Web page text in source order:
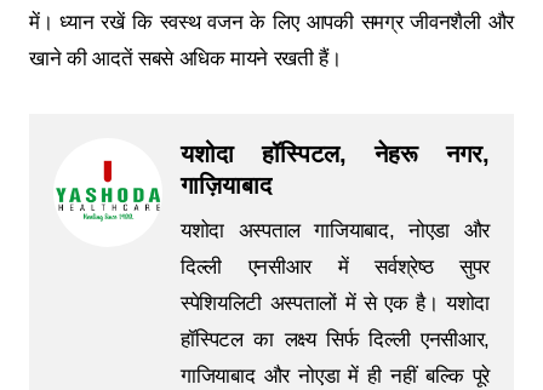
में। ध्यान रखें कि स्वस्थ वजन के लिए आपकी समग्र जीवनशैली और
खाने की आदतें सबसे अधिक मायने रखती हैं।
यशोदा हॉस्पिटल, नेहरू नगर,
गाज़ियाबाद
यशोदा अस्पताल गाजियाबाद, नोएडा और
दिल्ली एनसीआर में सर्वश्रेष्ठ सुपर
स्पेशियलिटी अस्पतालों में से एक है। यशोदा
हॉस्पिटल का लक्ष्य सिर्फ दिल्ली एनसीआर,
गाजियाबाद और नोएडा में ही नहीं बल्कि पूरे